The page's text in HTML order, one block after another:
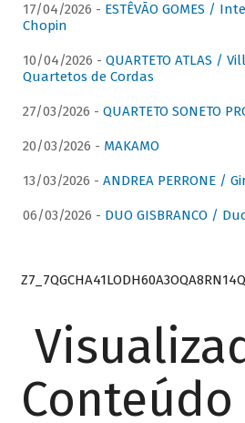
17/04/2026 - ESTÊVÃO GOMES /
Chopin
10/04/2026 - QUARTETO ATLAS /
Quartetos de Cordas
27/03/2026 - QUARTETO SONETO
20/03/2026 - MAKAMO
13/03/2026 - ANDREA PERRONE /
06/03/2026 - DUO GISBRANCO /